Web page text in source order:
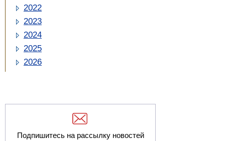
2022
2023
2024
2025
2026
Подпишитесь на рассылку новостей